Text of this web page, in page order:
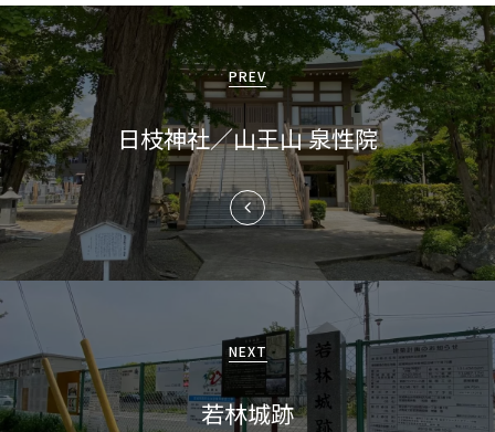
投
稿
ナ
ビ
ゲ
ー
シ
ョ
ン
PREV
日枝神社／山王山 泉性院
NEXT
若林城跡